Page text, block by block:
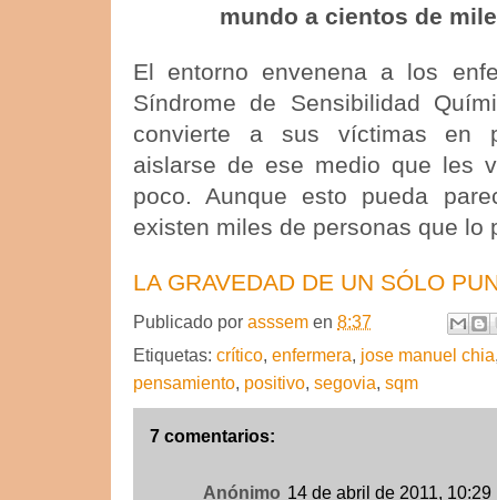
mundo a cientos de
El entorno envenena a los
Síndrome de Sensibilidad
convierte a sus víctimas en
aislarse de ese medio que les
poco. Aunque esto pueda
existen miles de personas que lo
LA GRAVEDAD DE UN SÓLO
Publicado por asssem en 8:37
Etiquetas: crítico, enfermera, jose manuel chia
pensamiento, positivo, segovia, sqm
7 comentarios:
Anónimo 14 de abril de 2011, 10:29